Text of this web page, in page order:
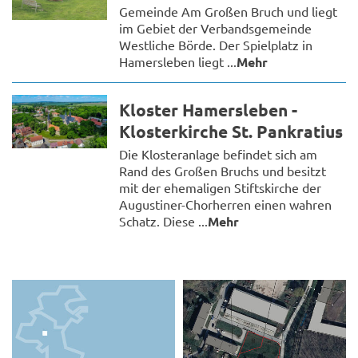
Gemeinde Am Großen Bruch und liegt
im Gebiet der Verbandsgemeinde
Westliche Börde. Der Spielplatz in
Hamersleben liegt ... Mehr
Kloster Hamersleben -
Klosterkirche St. Pankratius
Die Klosteranlage befindet sich am
Rand des Großen Bruchs und besitzt
mit der ehemaligen Stiftskirche der
Augustiner-Chorherren einen wahren
Schatz. Diese ... Mehr